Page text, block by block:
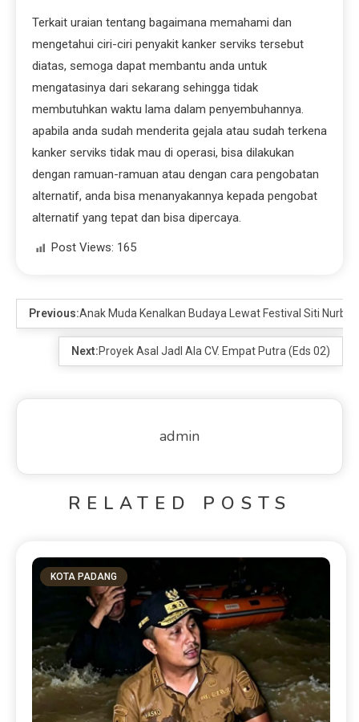
Terkait uraian tentang bagaimana memahami dan
mengetahui ciri-ciri penyakit kanker serviks tersebut
diatas, semoga dapat membantu anda untuk
mengatasinya dari sekarang sehingga tidak
membutuhkan waktu lama dalam penyembuhannya.
apabila anda sudah menderita gejala atau sudah terkena
kanker serviks tidak mau di operasi, bisa dilakukan
dengan ramuan-ramuan atau dengan cara pengobatan
alternatif, anda bisa menanyakannya kepada pengobat
alternatif yang tepat dan bisa dipercaya.
Post Views: 165
Previous:Anak Muda Kenalkan Budaya Lewat Festival Siti
Next:Proyek Asal JadI Ala CV. Empat Putra (Eds 02)
admin
RELATED POSTS
KOTA PADANG